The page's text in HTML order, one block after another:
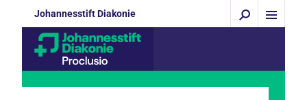
Johannesstift Diakonie